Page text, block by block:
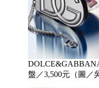
盤／3,500元（圖／